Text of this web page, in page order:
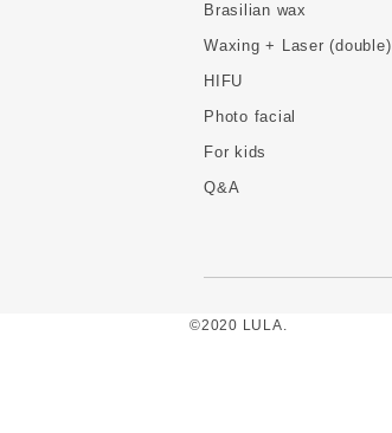
Brasilian wax
Waxing + Laser (double)
HIFU
Photo facial
For kids
Q&A
©2020 LULA.